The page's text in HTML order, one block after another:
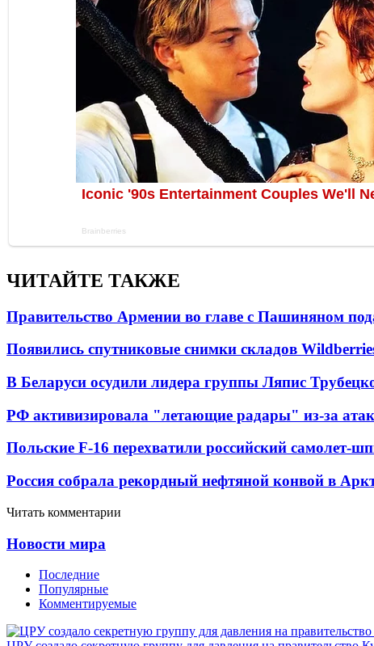
ЧИТАЙТЕ ТАКЖЕ
Правительство Армении во главе с Пашиняном
Появились спутниковые снимки складов
В Беларуси осудили лидера группы Ляпис
РФ активизировала "летающие радары" из-за
Польские F-16 перехватили российский самолет-
Россия собрала рекордный нефтяной конвой в
Читать комментарии
Новости мира
Последние
Популярные
Комментируемые